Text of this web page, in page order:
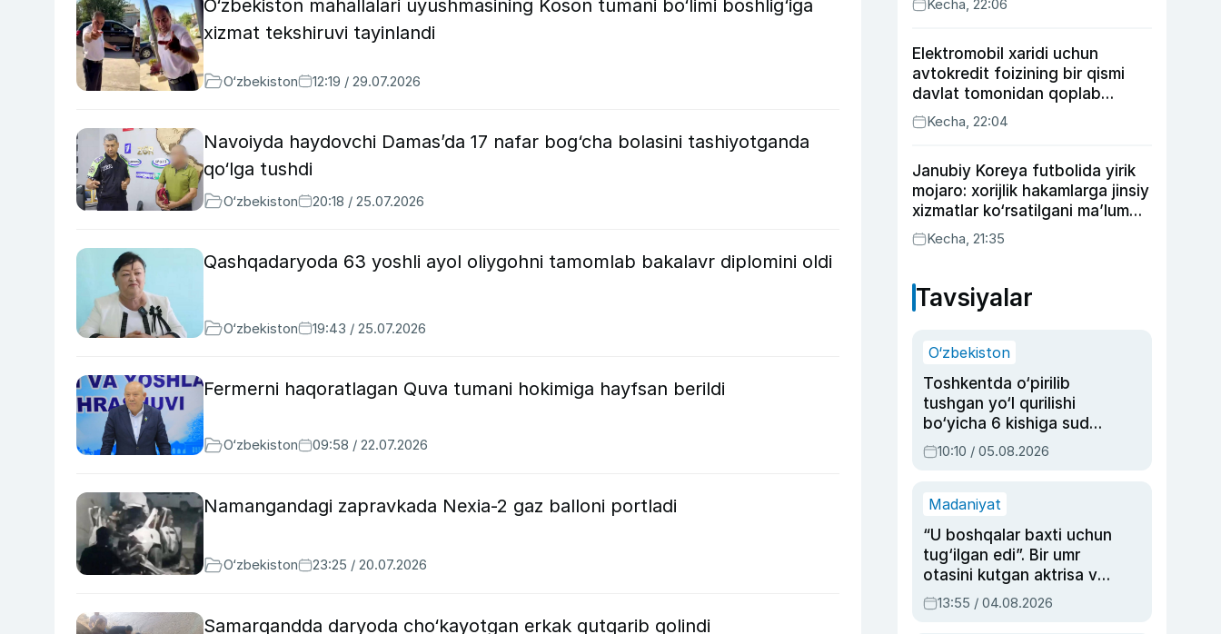
O‘zbekiston mahallalari uyushmasining Koson tumani bo‘limi boshlig‘iga
xizmat tekshiruvi tayinlandi
O‘zbekiston 12:19 / 29.07.2026
Navoiyda haydovchi Damas’da 17 nafar bog‘cha bolasini tashiyotganda
qo‘lga tushdi
O‘zbekiston 20:18 / 25.07.2026
Qashqadaryoda 63 yoshli ayol oliygohni tamomlab bakalavr diplomini oldi
O‘zbekiston 19:43 / 25.07.2026
Fermerni haqoratlagan Quva tumani hokimiga hayfsan berildi
O‘zbekiston 09:58 / 22.07.2026
Namangandagi zapravkada Nexia-2 gaz balloni portladi
O‘zbekiston 23:25 / 20.07.2026
Samarqandda daryoda cho‘kayotgan erkak qutqarib qolindi
Kecha, 22:06
Elektromobil xaridi uchun
avtokredit foizining bir qismi
davlat tomonidan qoplab
berilishi mumkin
Kecha, 22:04
Janubiy Koreya futbolida yirik
mojaro: xorijlik hakamlarga jinsiy
xizmatlar ko‘rsatilgani ma’lum
qilindi
Kecha, 21:35
Tavsiyalar
O‘zbekiston
Toshkentda o‘pirilib
tushgan yo‘l qurilishi
bo‘yicha 6 kishiga sud
hukmi o‘qildi
10:10 / 05.08.2026
Madaniyat
“U boshqalar baxti uchun
tug‘ilgan edi”. Bir umr
otasini kutgan aktrisa va
dublyaj ustasi Rimma
Ahmedovaning
13:55 / 04.08.2026